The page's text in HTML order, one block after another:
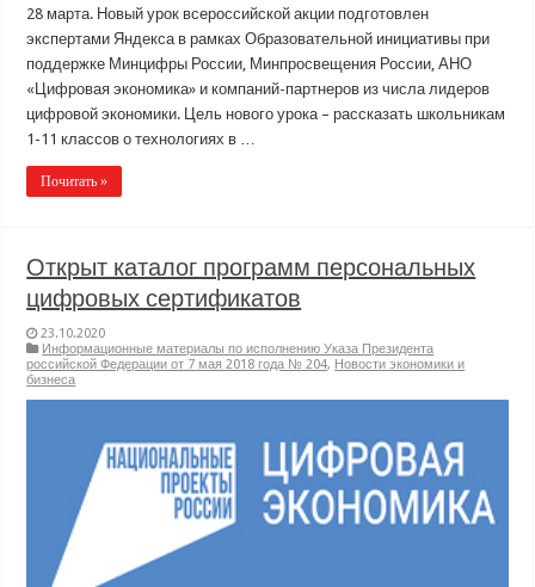
28 марта. Новый урок всероссийской акции подготовлен
экспертами Яндекса в рамках Образовательной инициативы при
поддержке Минцифры России, Минпросвещения России, АНО
«Цифровая экономика» и компаний-партнеров из числа лидеров
цифровой экономики. Цель нового урока – рассказать школьникам
1-11 классов о технологиях в …
Почитать »
Открыт каталог программ персональных
цифровых сертификатов
23.10.2020
Информационные материалы по исполнению Указа Президента
российской Федерации от 7 мая 2018 года № 204, Новости экономики и
бизнеса